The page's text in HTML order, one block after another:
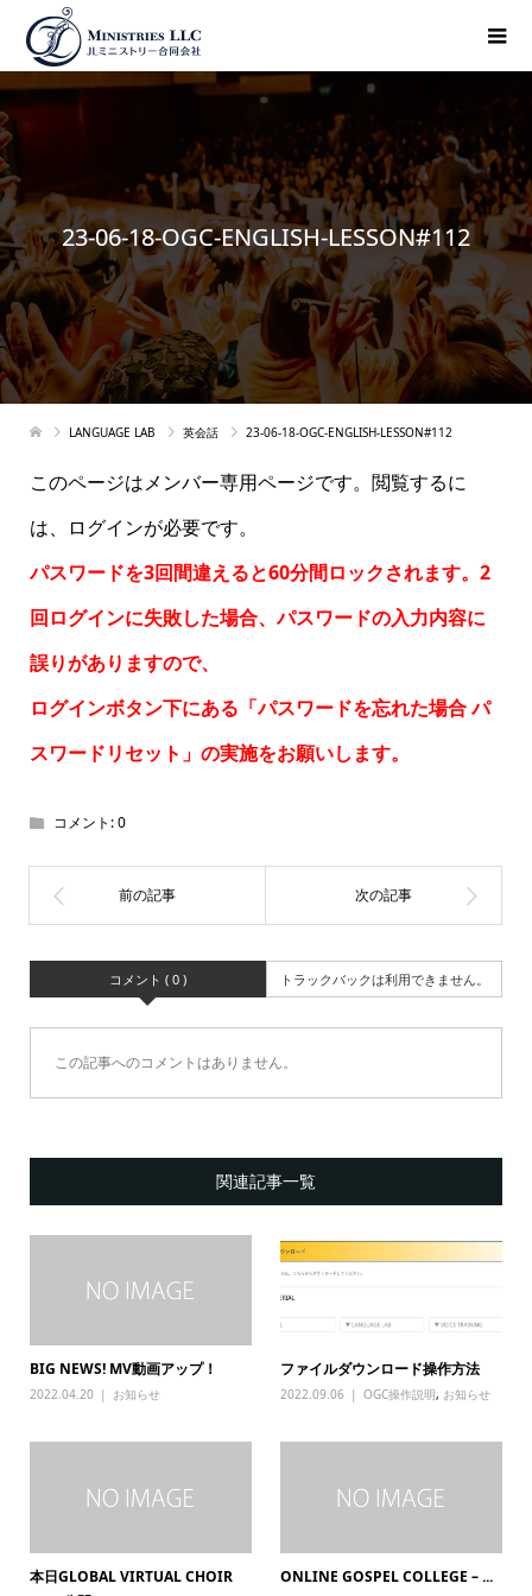
23-06-18-OGC-ENGLISH-LESSON#112
LANGUAGE LAB 英会話 23-06-18-OGC-ENGLISH-LESSON#112
このページはメンバー専用ページです。閲覧するに
は、ログインが必要です。
パスワードを3回間違えると60分間ロックされます。2
回ログインに失敗した場合、パスワードの入力内容に
誤りがありますので、
ログインボタン下にある「パスワードを忘れた場合パ
スワードリセット 」の実施をお願いします。
コメント:0
コメント ( 0 ) トラックバックは利用できません。
この記事へのコメントはありません。
関連記事一覧
BIG NEWS! MV動画アップ！
2022.04.20 お知らせ
ファイルダウンロード操作方法
2022.09.06 OGC操作説明, お知らせ
本日GLOBAL VIRTUAL CHOIR
ONLINE GOSPEL COLLEGE – ...